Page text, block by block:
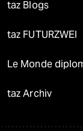
taz Blogs
taz FUTURZWEI
Le Monde
taz Archiv